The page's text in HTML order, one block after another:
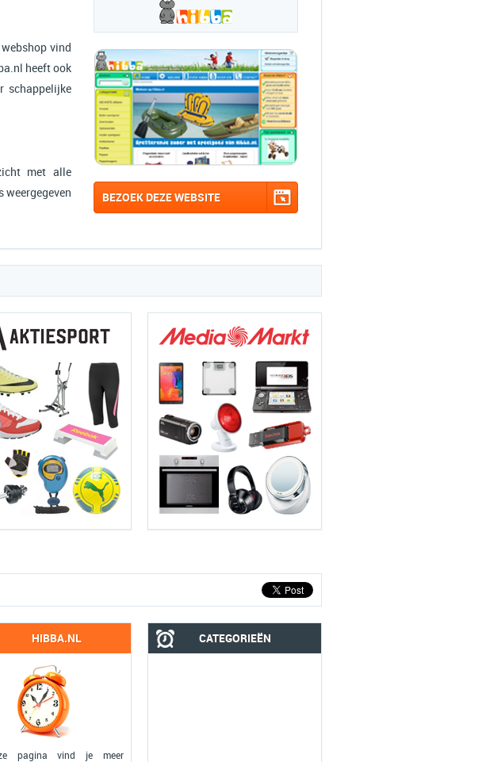
vind
heeft ook
schappelijke
met alle
weergegeven
BEZOEK DEZE WEBSITE
HIBBA.NL
pagina vind je meer
CATEGORIEËN